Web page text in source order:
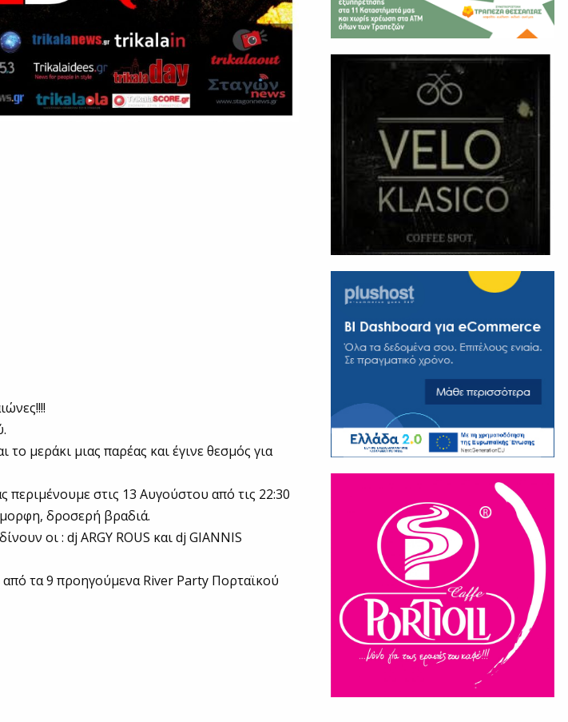
μεράκι μιας παρέας και έγινε θεσμός για
στις 13 Αυγούστου από τις 22:30
δροσερή βραδιά.
οι : dj ARGY ROUS και dj GIANNIS
τα 9 προηγούμενα River Party Πορταϊκού